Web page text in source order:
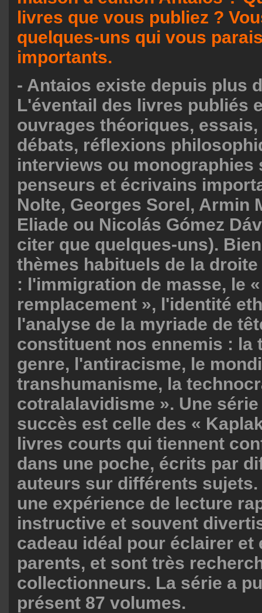
livres que vous publiez ?
quelques-uns qui vous
importants.
- Antaios existe depuis plus
L'éventail des livres publiés
ouvrages théoriques,
débats, réflexions
interviews ou monographies
penseurs et écrivains
Nolte, Georges Sorel, Armin
Eliade ou Nicolás Gómez
citer que quelques-uns).
thèmes habituels de la
: l'immigration de masse, le
remplacement », l'identité
l'analyse de la myriade de
constituent nos ennemis : la
genre, l'antiracisme, le
transhumanisme, la
cotralalavidisme ». Une
succès est celle des «
livres courts qui tiennent
dans une poche, écrits par
auteurs sur différents
une expérience de lecture
instructive et souvent
cadeau idéal pour éclairer et
parents, et sont très
collectionneurs. La série a
présent 87 volumes.